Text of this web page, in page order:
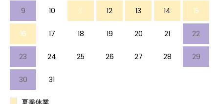
9 10 11 12 13 14 15
16 17 18 19 20 21 22
23 24 25 26 27 28 29
30 31